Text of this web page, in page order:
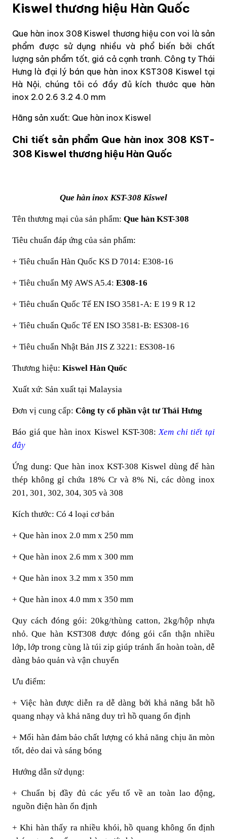
Kiswel thương hiệu Hàn Quốc
Que hàn inox 308 Kiswel thương hiệu con voi là sản
phẩm được sử dụng nhiều và phổ biến bởi chất
lượng sản phẩm tốt, giá cả cạnh tranh. Công ty Thái
Hưng là đại lý bán que hàn inox KST308 Kiswel tại
Hà Nội, chúng tôi có đầy đủ kích thước que hàn
inox 2.0 2.6 3.2 4.0 mm
Hãng sản xuất: Que hàn inox Kiswel
Chi tiết sản phẩm Que hàn inox 308 KST-
308 Kiswel thương hiệu Hàn Quốc
Que hàn inox KST-308 Kiswel
Tên thương mại của sản phẩm: Que hàn KST-308
Tiêu chuẩn đáp ứng của sản phẩm:
+ Tiêu chuẩn Hàn Quốc KS D 7014: E308-16
+ Tiêu chuẩn Mỹ AWS A5.4: E308-16
+ Tiêu chuẩn Quốc Tế EN ISO 3581-A: E 19 9 R 12
+ Tiêu chuẩn Quốc Tế EN ISO 3581-B: ES308-16
+ Tiêu chuẩn Nhật Bản JIS Z 3221: ES308-16
Thương hiệu: Kiswel Hàn Quốc
Xuất xứ: Sản xuất tại Malaysia
Đơn vị cung cấp: Công ty cổ phần vật tư Thái Hưng
Báo giá que hàn inox Kiswel KST-308: Xem chi tiết tại
đây
Ứng dung: Que hàn inox KST-308 Kiswel dùng để hàn
thép không gỉ chứa 18% Cr và 8% Ni, các dòng inox
201, 301, 302, 304, 305 và 308
Kích thước: Có 4 loại cơ bản
+ Que hàn inox 2.0 mm x 250 mm
+ Que hàn inox 2.6 mm x 300 mm
+ Que hàn inox 3.2 mm x 350 mm
+ Que hàn inox 4.0 mm x 350 mm
Quy cách đóng gói: 20kg/thùng catton, 2kg/hộp nhựa
nhỏ. Que hàn KST308 được đóng gói cẩn thận nhiều
lớp, lớp trong cùng là túi zip giúp tránh ẩn hoàn toàn, dễ
dàng bảo quản và vận chuyển
Ưu điểm:
+ Việc hàn được diễn ra dễ dàng bởi khả năng bắt hồ
quang nhạy và khả năng duy trì hồ quang ổn định
+ Mối hàn đảm bảo chất lượng có khả năng chịu ăn mòn
tốt, dẻo dai và sáng bóng
Hướng dẫn sử dụng:
+ Chuẩn bị đầy đủ các yếu tố về an toàn lao động,
nguồn điện hàn ổn định
+ Khi hàn thấy ra nhiều khói, hồ quang không ổn định